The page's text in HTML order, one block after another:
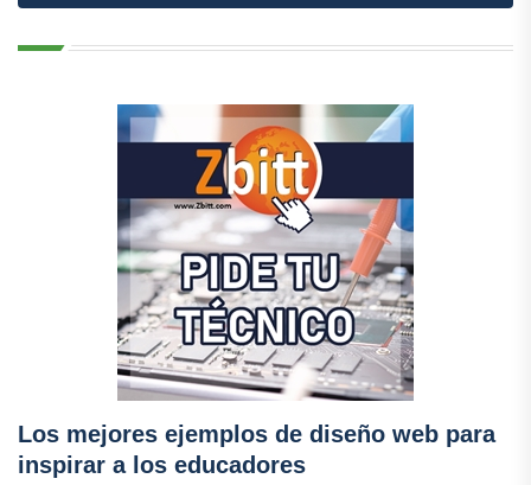
Los mejores ejemplos de diseño web para
inspirar a los educadores